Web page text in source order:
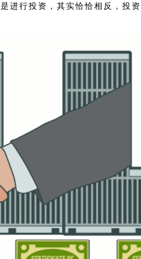
进行投资，其实恰恰相反，投